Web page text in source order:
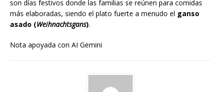
son días festivos donde las familias se reúnen para comidas
más elaboradas, siendo el plato fuerte a menudo el ganso
asado (Weihnachtsgans).
Nota apoyada con AI Gemini